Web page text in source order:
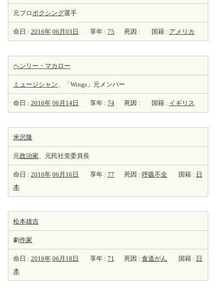
元プロボクシング選手
命日 : 2016年 06月03日 享年 : 75 死因 : 国籍 : アメリカ
ヘンリー・マカロー
ミュージシャン、「Wings」元メンバー
命日 : 2016年 06月14日 享年 : 74 死因 : 国籍 : イギリス
米沢隆
元政治家、元民社党委員長
命日 : 2016年 06月16日 享年 : 77 死因 : 呼吸不全 国籍 : 日
本
松本雄吉
劇 作家
命日 : 2016年 06月18日 享年 : 71 死因 : 食道がん 国籍 : 日
本